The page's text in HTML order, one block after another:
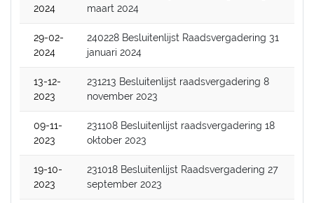
2024
maart 2024
29-02-
2024
240228 Besluitenlijst Raadsvergadering 31
januari 2024
13-12-
2023
231213 Besluitenlijst raadsvergadering 8
november 2023
09-11-
2023
231108 Besluitenlijst raadsvergadering 18
oktober 2023
19-10-
2023
231018 Besluitenlijst Raadsvergadering 27
september 2023